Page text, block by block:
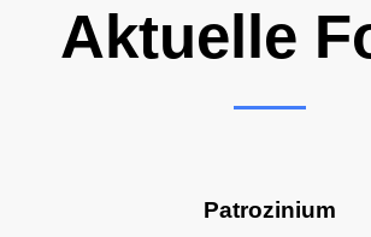
Aktuelle
Patrozinium